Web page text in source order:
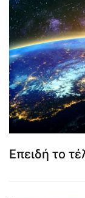
Επειδή το